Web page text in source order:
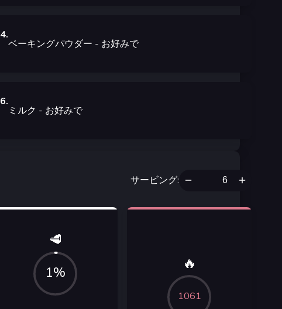
4.
ベーキングパウダー - お好みで
6.
ミルク - お好みで
サービング:
🥩
1% 🔥
1061